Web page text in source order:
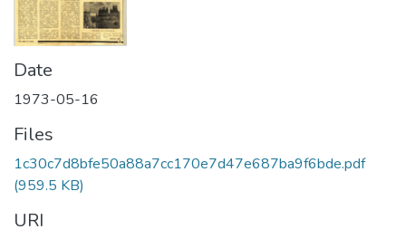
Date
1973-05-16
Files
1c30c7d8bfe50a88a7cc170e7d47e687ba9f6bde.pdf
(959.5 KB)
URI